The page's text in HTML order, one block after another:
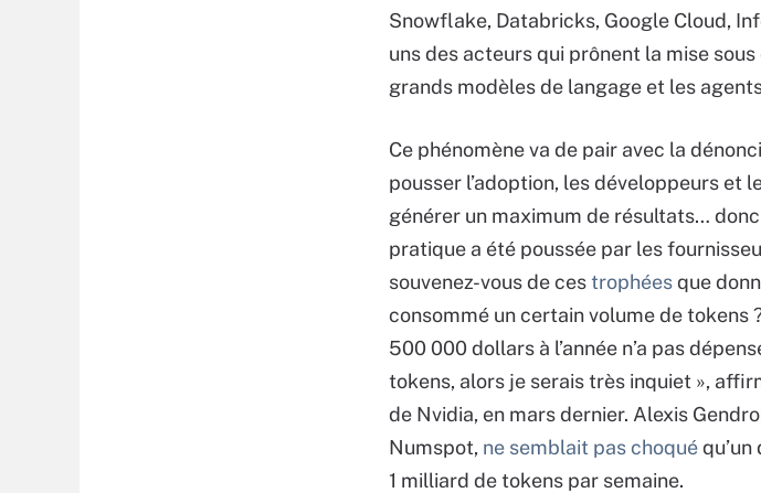
Snowflake, Databricks, Google Cloud,
uns des acteurs qui prônent la mise
grands modèles de langage et les
Ce phénomène va de pair avec la
pousser l’adoption, les développeurs et
générer un maximum de résultats…
pratique a été poussée par les
souvenez-vous de cestrophéesque
consommé un certain volume de tokens
500 000 dollars à l’année n’a pas
tokens, alors je serais très inquiet »,
de Nvidia, en mars dernier. Alexis
Numspot, ne semblait pas choqué
1 milliard de tokens par semaine.